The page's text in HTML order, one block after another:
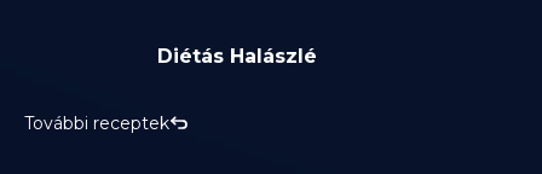
Diétás Halászlé
További receptek